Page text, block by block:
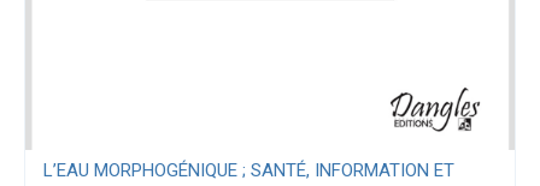
L’EAU MORPHOGÉNIQUE ; SANTÉ, INFORMATION ET